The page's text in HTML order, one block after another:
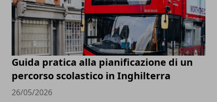
Guida pratica alla pianificazione di un
percorso scolastico in Inghilterra
26/05/2026